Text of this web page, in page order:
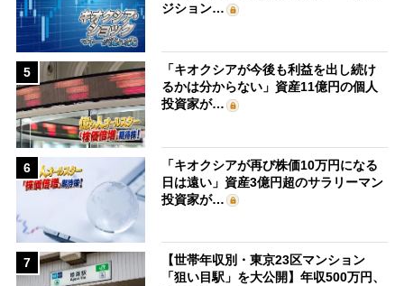
ジション…
5
「キオクシアが今後も利益を出し続け
るかは分からない」資産11億円の個人
投資家が…
6
「キオクシアが再び株価10万円になる
日は遠い」資産3億円超のサラリーマン
投資家が…
7
【世帯年収別・東京23区マンション
「狙い目駅」を大公開】年収500万円、